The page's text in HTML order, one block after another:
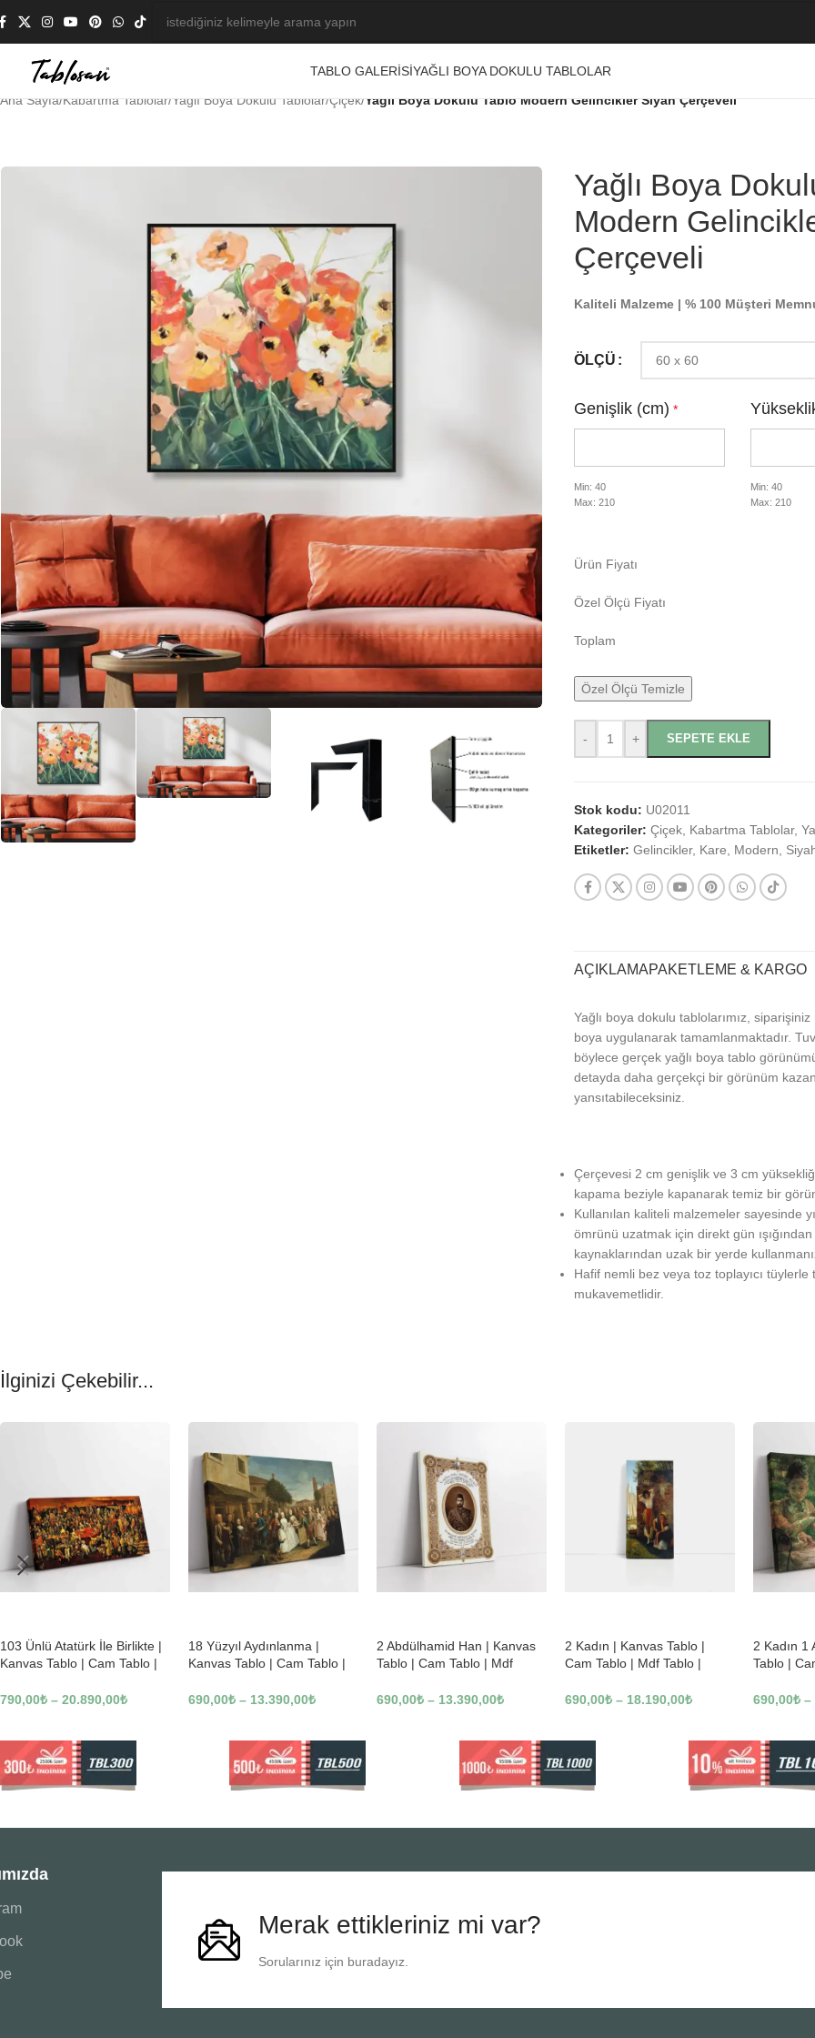
TABLO GALERISIYAĞLI BOYA DOKULU TABLOLAR
Ana Sayfa/Kabartma Tablolar/ Yağlı Boya Dokulu Tablolar/Çiçek/Yağlı Boya Dokulu Tablo Modern Gelincikler Siyah Çerçeveli
Yağlı Boya
Modern
Çerçeveli
Kaliteli Malzeme | % 100 Müşteri
ÖLÇÜ
Genişlik (cm) *
Min: 40
Max: 210
Min: 40
Max: 210
Ürün Fiyatı
Özel Ölçü Fiyatı
Toplam
Özel Ölçü Temizle
- + SEPETE EKLE
Stok kodu: U02011
Kategoriler: Çiçek Kabartma Tablolar,
Etiketler: Gelincikler, Kare Modern
AÇIKLAMAPAKETLEME & KARGO
Yağlı boya dokulu tablolarımız,
boya uygulanarak tamamlanmaktadır.
böylece gerçek yağlı boya tablo
detayda daha gerçekçi bir görünüm
yansıtabileceksiniz.
Çerçevesi 2 cm genişlik ve 3 cm
kapama beziyle kapanarak temiz bir
Kullanılan kaliteli malzemeler sayesinde
ömrünü uzatmak için direkt gün
kaynaklarından uzak bir yerde
Hafif nemli bez veya toz toplayıcı
mukavemetlidir.
İlginizi Çekebilir...
103 Ünlü Atatürk İle Birlikte |
Kanvas Tablo | Cam Tablo |
790,00₺ – 20.890,00₺
18 Yüzyıl Aydınlanma |
Kanvas Tablo | Cam Tablo |
690,00₺ – 13.390,00₺
2 Abdülhamid Han | Kanvas
Tablo | Cam Tablo | Mdf
690,00₺ – 13.390,00₺
2 Kadın | Kanvas Tablo |
Cam Tablo | Mdf Tablo |
690,00₺ – 18.190,00₺
2 Kadın 1
Tablo |
690,00₺ –
Merak ettikleriniz mi var?
Sorularınız için buradayız.